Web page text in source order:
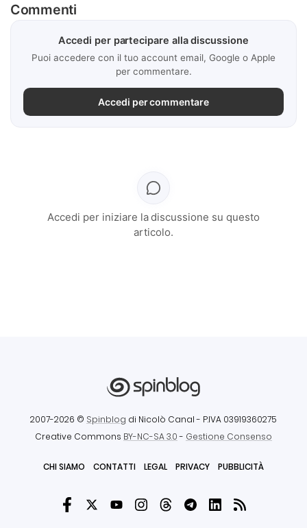
Commenti
Accedi per partecipare alla discussione
Puoi accedere con il tuo account email, Google o Apple
per commentare.
Accedi per commentare
Accedi per iniziare la discussione su questo
articolo.
2007-2026 © Spinblog di Nicolò Canal - P.IVA 03919360275
Creative Commons BY-NC-SA 3.0- Gestione Consenso
CHI SIAMO CONTATTI LEGAL PRIVACY PUBBLICITÀ